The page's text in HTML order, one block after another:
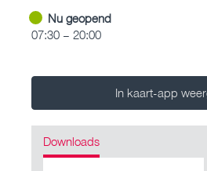
Nu geopend
07:30 – 20:00
In kaart-app
Downloads